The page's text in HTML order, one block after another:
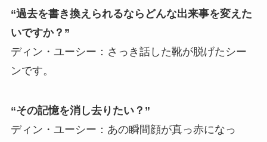
“過去を書き換えられるならどんな出来事を変えた
いですか？”
ディン・ユーシー：さっき話した靴が脱げたシー
ンです。
“その記憶を消し去りたい？”
ディン・ユーシー：あの瞬間顔が真っ赤になっ